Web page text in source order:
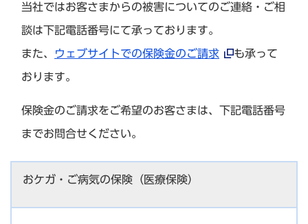
当社ではお客さまからの被害についてのご連絡・ご相
談は下記電話番号にて承っております。
また、 ウェブサイトでの保険金のご請求 も承って
おります。
保険金のご請求をご希望のお客さまは、下記電話番号
までお問合せください。
おケガ・ご病気の保険（医療保険）